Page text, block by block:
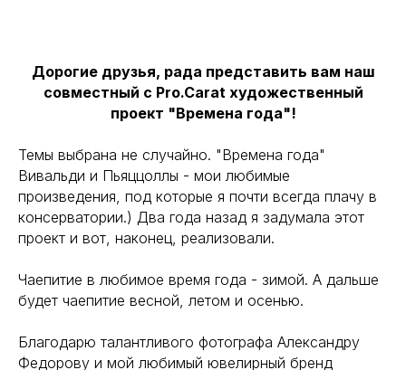
Дорогие друзья, рада представить вам наш
совместный с Pro.Carat художественный
проект "Времена года"!
Темы выбрана не случайно. "Времена года"
Вивальди и Пьяццоллы - мои любимые
произведения, под которые я почти всегда плачу в
консерватории.) Два года назад я задумала этот
проект и вот, наконец, реализовали.
Чаепитие в любимое время года - зимой. А дальше
будет чаепитие весной, летом и осенью.
Благодарю талантливого фотографа Александру
Федорову и мой любимый ювелирный бренд